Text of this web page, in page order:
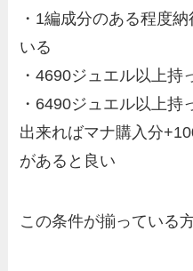
・1編成分のある程度
いる
・4690ジュエル以上持
・6490ジュエル以上持
出来ればマナ購入分
があると良い
この条件が揃っている